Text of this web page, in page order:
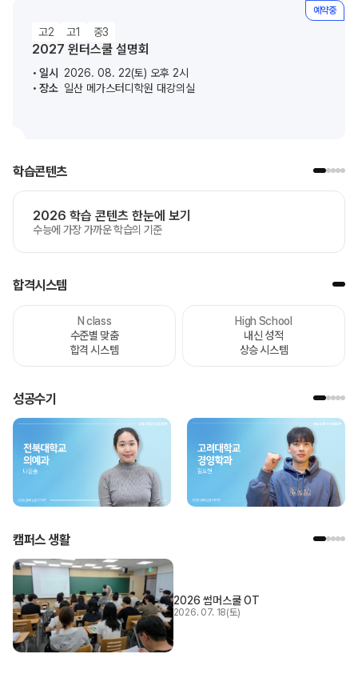
고2 고1 중3
2027 윈터스쿨 설명회
일시 2026. 08. 22(토) 오후 2시
장소 일산 메가스터디학원 대강의실
예약중
학습콘텐츠
2026 학습 콘텐츠 한눈에 보기
수능에 가장 가까운 학습의 기준
합격시스템
N class
수준별 맞춤
합격 시스템
High School
내신 성적
상승 시스템
성공수기
캠퍼스 생활
2026 썸머스쿨 OT
2026. 07. 18(토)